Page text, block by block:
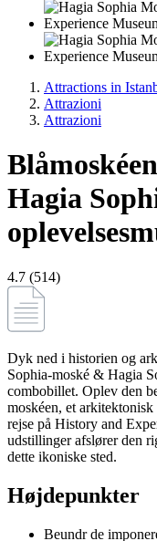
Attractions in
Attrazioni
Attrazioni
Hagia
4.7 (514)
Dyk ned i historien og
Sophia-moské & Hagia
combobillet. Oplev den
moskéen, et
rejse på History and
udstillinger afslører den
dette ikoniske sted.
Højdepunkter
Beundr de